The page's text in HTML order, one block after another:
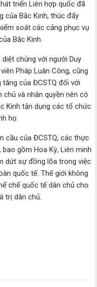
triển Liên hợp quốc đã
của Bắc Kinh, thúc đẩy
soát các cảng phục vụ
Bắc Kinh.
chủng với người Duy
Pháp Luân Công, cũng
của ĐCSTQ đối với
chủ và nhân quyền nên có
Kinh tận dụng các tổ chức
họ.
cầu của ĐCSTQ, các thực
gồm Hoa Kỳ, Liên minh
dứt sự đồng lõa trong việc
quốc tế. Thế giới không
chế quốc tế dân chủ cho
trị dân chủ.